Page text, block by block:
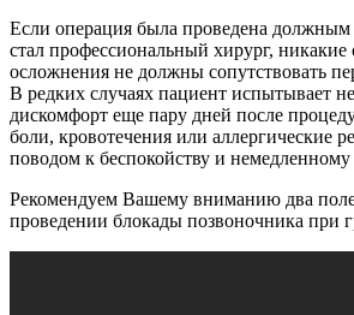
Если операция была проведена должным
стал профессиональный хирург, никакие
осложнения не должны сопутствовать
В редких случаях пациент испытывает
дискомфорт еще пару дней после
боли, кровотечения или аллергические
поводом к беспокойству и
Рекомендуем Вашему вниманию два
проведении блокады позвоночника при